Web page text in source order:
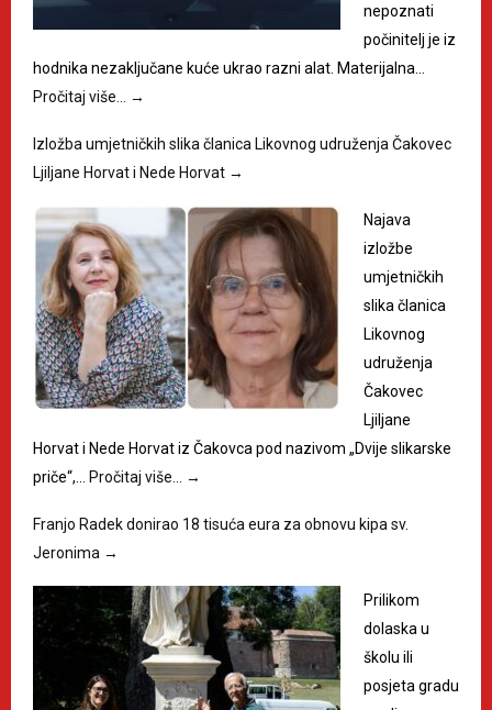
nepoznati
počinitelj je iz
hodnika nezaključane kuće ukrao razni alat. Materijalna…
Pročitaj više…
→
Izložba umjetničkih slika članica Likovnog udruženja Čakovec
Ljiljane Horvat i Nede Horvat →
Najava
izložbe
umjetničkih
slika članica
Likovnog
udruženja
Čakovec
Ljiljane
Horvat i Nede Horvat iz Čakovca pod nazivom „Dvije slikarske
priče“,… Pročitaj više… →
Franjo Radek donirao 18 tisuća eura za obnovu kipa sv.
Jeronima →
Prilikom
dolaska u
školu ili
posjeta gradu